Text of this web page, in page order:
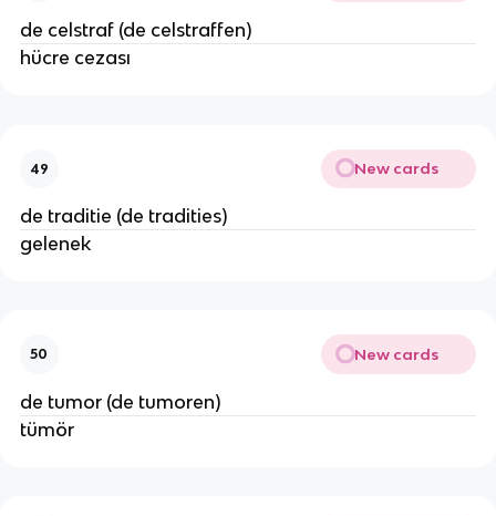
de celstraf (de celstraffen)
hücre cezası
49 New cards
de traditie (de tradities)
gelenek
50 New cards
de tumor (de tumoren)
tümör